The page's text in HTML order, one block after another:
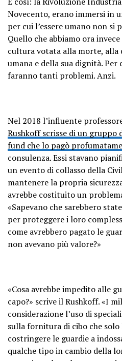
Novecento, erano immersi in
per cui l’essere umano non si
Quello che abbiamo ora
cultura votata alla morte, alla
umana e della sua dignità. Per
faranno tanti problemi. Anzi.
Nel 2018 l’influente
Rushkoff scrisse di un gruppo
fund che lo pagò
consulenza. Essi stavano
un evento di collasso della
mantenere la propria
avrebbe costituito un
«Sapevano che sarebbero
per proteggere i loro
come avrebbero pagato le
non avevano più valore?»
«Cosa avrebbe impedito alle
capo?» scrive il Rushkoff. «I
considerazione l’uso di
sulla fornitura di cibo che solo
costringere le guardie a
qualche tipo in cambio della